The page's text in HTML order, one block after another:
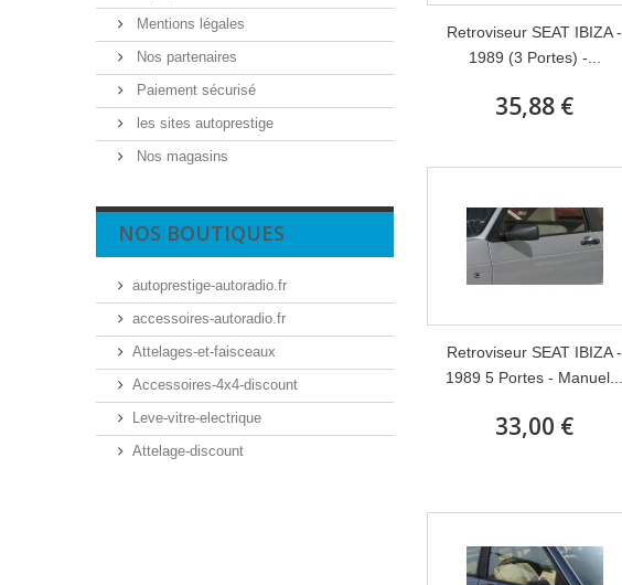
Mentions légales
Nos partenaires
Paiement sécurisé
les sites autoprestige
Nos magasins
NOS BOUTIQUES
autoprestige-autoradio.fr
accessoires-autoradio.fr
Attelages-et-faisceaux
Accessoires-4x4-discount
Leve-vitre-electrique
Attelage-discount
Retroviseur SEAT IBIZA -
1989 (3 Portes) -...
35,88 €
Retroviseur SEAT IBIZA -
1989 5 Portes - Manuel...
33,00 €